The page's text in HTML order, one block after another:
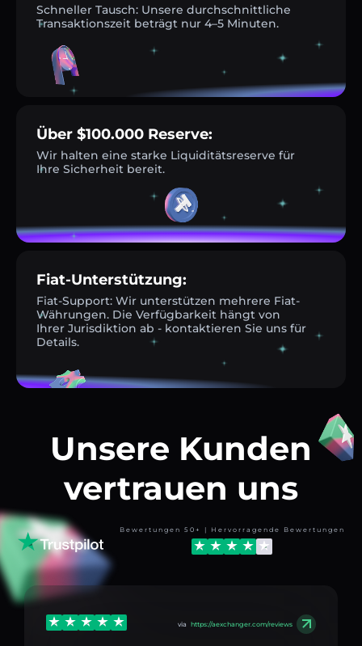
Schneller Tausch: Unsere durchschnittliche
Transaktionszeit beträgt nur 4–5 Minuten.
Über $100.000 Reserve:
Wir halten eine starke Liquiditätsreserve für
Ihre Sicherheit bereit.
Fiat-Unterstützung:
Fiat-Support: Wir unterstützen mehrere Fiat-
Währungen. Die Verfügbarkeit hängt von
Ihrer Jurisdiktion ab - kontaktieren Sie uns für
Details.
Unsere Kunden
vertrauen uns
Bewertungen 50+ | Hervorragende Bewertungen
via https://aexchanger.com/reviews